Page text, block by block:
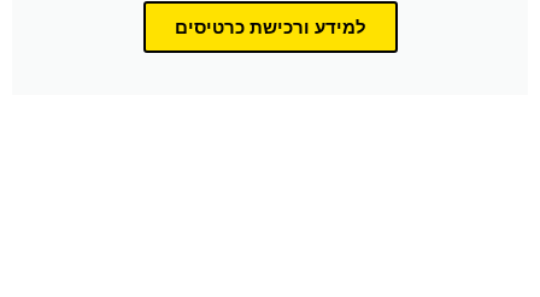
למידע ורכישת כרטיסים